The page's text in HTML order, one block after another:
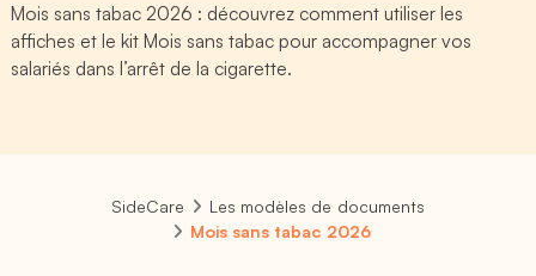
Mois sans tabac 2026 : découvrez comment utiliser les
affiches et le kit Mois sans tabac pour accompagner vos
salariés dans l’arrêt de la cigarette.
SideCare
Les modèles de documents
Mois sans tabac 2026